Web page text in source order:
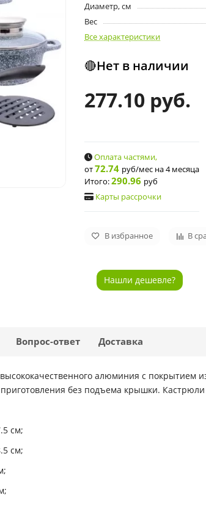
Диаметр, см
Вес
Все характеристики
🔴Нет в наличии
277.10 руб.
Оплата частями,
от72.74 руб/мес на 4 месяца
Итого:290.96 руб
Карты рассрочки
В избранное В
Нашли дешевле?
Вопрос-ответ Доставка
высококачественного алюминия с
без подъема крышки.
см;
см;